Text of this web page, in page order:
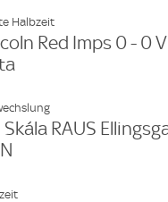
Halbzeit
Red Imps 0 - 0
RAUS